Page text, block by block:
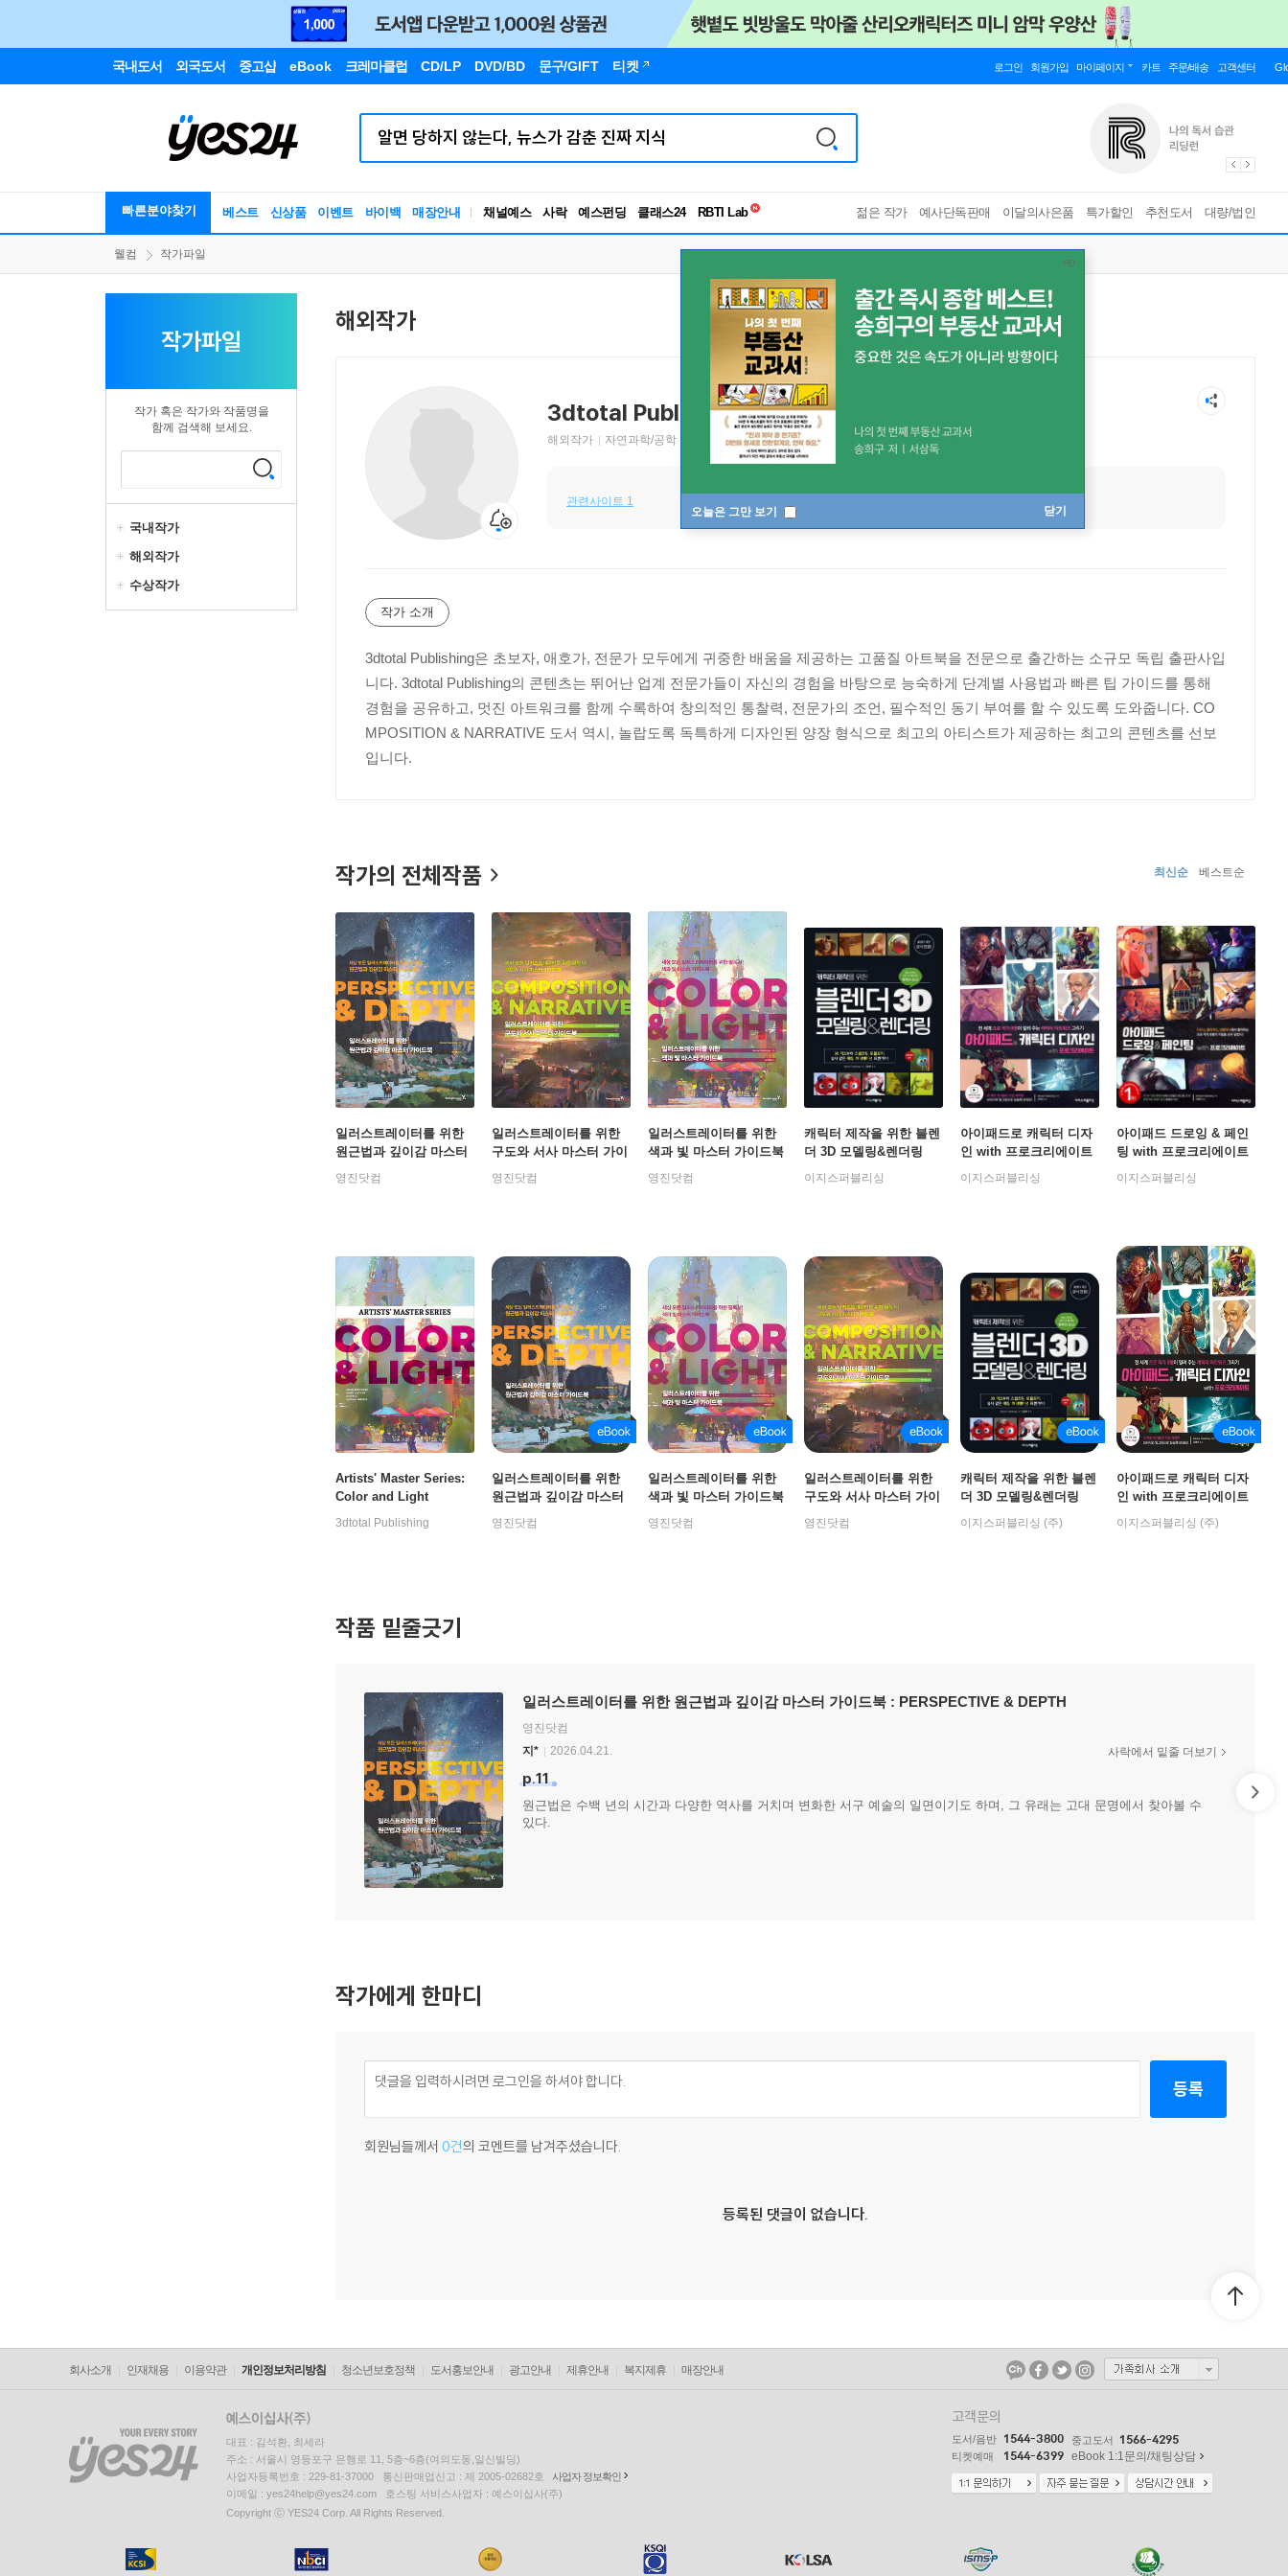
국내도서 외국도서 중고샵 eBook 크레마클럽 CD/LP DVD/BD 문구/GIFT 티켓 로그인 회원가입 마이페이지 카트 주문/배송 고객센터
빠른분야찾기 베스트 신상품 이벤트 바이백 매장안내 채널예스 사락 예스펀딩 클래스24
RBTI Lab
독서유형검사
젊은 작가 예사단독판매 이달의사은품 특가할인 추천도서 대량/법인
오늘은 그만 보기 닫기
웰컴 작가파일
작가파일
작가 혹은 작가와 작품명을
함께 검색해 보세요.
국내작가
해외작가
수상작가
해외작가
3dtotal Publishing
해외작가 자연과학/공학 저자
관련사이트 1
작가 소개
3dtotal Publishing은 초보자, 애호가, 전문가 모두에게 귀중한 배움을 제공하는 고품질 아트북을 전문으로 출간하는 소규모 독립 출판사입
니다. 3dtotal Publishing의 콘텐츠는 뛰어난 업계 전문가들이 자신의 경험을 바탕으로 능숙하게 단계별 사용법과 빠른 팁 가이드를 통해
경험을 공유하고, 멋진 아트워크를 함께 수록하여 창의적인 통찰력, 전문가의 조언, 필수적인 동기 부여를 할 수 있도록 도와줍니다. CO
MPOSITION & NARRATIVE 도서 역시, 놀랍도록 독특하게 디자인된 양장 형식으로 최고의 아티스트가 제공하는 최고의 콘텐츠를 선보
입니다.
작가의 전체작품 최신순 베스트순
일러스트레이터를 위한
원근법과 깊이감 마스터
가이드북 : PERSPECTI
VE & DEPTH
영진닷컴
일러스트레이터를 위한
구도와 서사 마스터 가이
드북 : COMPOSITION &
NARRATIVE
영진닷컴
일러스트레이터를 위한
색과 빛 마스터 가이드북
: COLOR & LIGHT
영진닷컴
캐릭터 제작을 위한 블렌
더 3D 모델링&렌더링
이지스퍼블리싱
아이패드로 캐릭터 디자
인 with 프로크리에이트
이지스퍼블리싱
아이패드 드로잉 & 페인
팅 with 프로크리에이트
이지스퍼블리싱
Artists' Master Series:
Color and Light
3dtotal Publishing
일러스트레이터를 위한
원근법과 깊이감 마스터
VE & DEPTH
영진닷컴
일러스트레이터를 위한
색과 빛 마스터 가이드북
영진닷컴
일러스트레이터를 위한
구도와 서사 마스터 가이
NARRATIVE
영진닷컴
캐릭터 제작을 위한 블렌
더 3D 모델링&렌더링
이지스퍼블리싱 (주)
아이패드로 캐릭터 디자
인 with 프로크리에이트
이지스퍼블리싱 (주)
작품 밑줄긋기
일러스트레이터를 위한 원근법과 깊이감 마스터 가이드북 : PERSPECTIVE & DEPTH
영진닷컴
지*
2026.04.21.
p.11
원근법은 수백 년의 시간과 다양한 역사를 거치며 변화한 서구 예술의 일면이기도 하며, 그 유래는 고대 문명에서 찾아볼 수
있다.
사락에서 밑줄 더보기
작가에게 한마디
등록
회원님들께서 0건의 코멘트를 남겨주셨습니다.
등록된 댓글이 없습니다.
회사소개 인재채용 이용약관 개인정보처리방침 청소년보호정책 도서홍보안내 광고안내 제휴안내 복지제휴 매장안내
대표 : 김석환, 최세라
주소 : 서울시 영등포구 은행로 11, 5층~6층(여의도동,일신빌딩)
사업자등록번호 : 229-81-37000 통신판매업신고 : 제 2005-02682호
사업자 정보확인
이메일 : yes24help@yes24.com 호스팅 서비스사업자 : 예스이십사(주)
Copyright ⓒ YES24 Corp. All Rights Reserved.
고객문의
도서/음반 1544-3800 중고도서 1566-4295
티켓예매 1544-6399 eBook 1:1문의/채팅상담